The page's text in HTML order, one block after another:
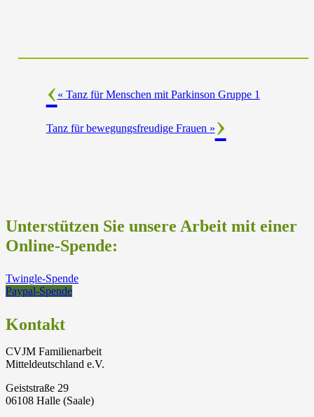
« Tanz für Menschen mit Parkinson Gruppe 1
Tanz für bewegungsfreudige Frauen »
Unterstützen Sie unsere Arbeit mit einer
Online-Spende:
Twingle-Spende
Paypal-Spende
Kontakt
CVJM Familienarbeit
Mitteldeutschland e.V.
Geiststraße 29
06108 Halle (Saale)